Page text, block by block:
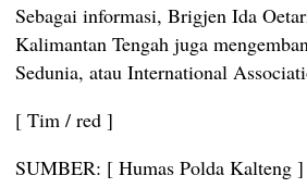
Sebagai informasi, Brigjen Ida
Kalimantan Tengah juga
Sedunia, atau International
[ Tim / red ]
SUMBER: [ Humas Polda Kalteng ]